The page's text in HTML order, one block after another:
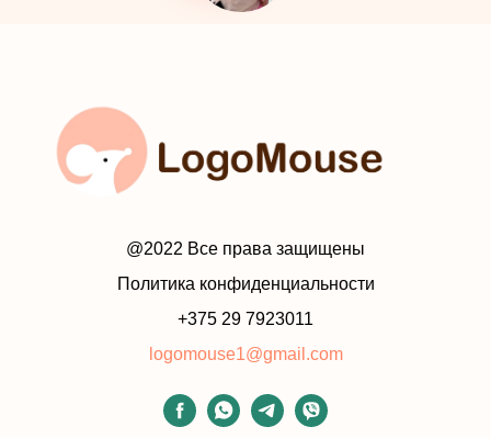
@2022 Все права защищены
Политика конфиденциальности
+375 29 7923011
logomouse1@gmail.com